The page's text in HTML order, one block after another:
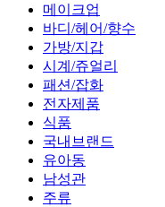
메이크업
바디/헤어/향수
가방/지갑
시계/쥬얼리
패션/잡화
전자제품
식품
국내브랜드
유아동
남성관
주류